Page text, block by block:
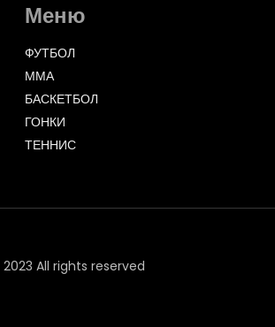
Меню
ФУТБОЛ
ММА
БАСКЕТБОЛ
ГОНКИ
ТЕННИС
All rights reserved